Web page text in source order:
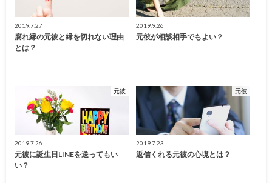
2019.7.27
腐れ縁の元彼と縁を切れない理由
とは？
2019.9.26
元彼が相談相手でもよい？
元彼
2019.7.26
元彼に誕生日LINEを送ってもい
い？
元彼
2019.7.23
返信くれる元彼の心境とは？